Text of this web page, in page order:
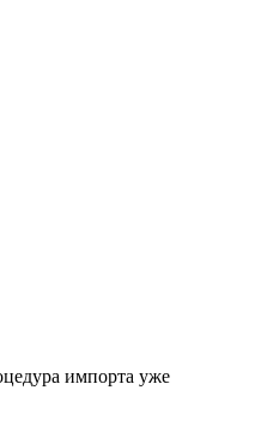
импорта уже